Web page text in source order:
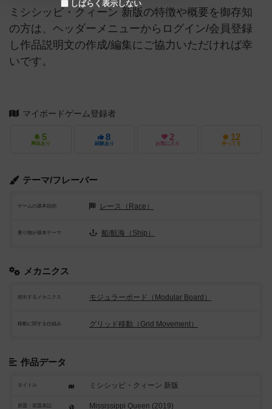
ミシシッピ・クィーン 新版の特徴や概要を御存知
の方は、ヘッダーメニューからログイン/会員登録
し作品説明文の作成/編集にご協力いただければ幸
いです。
マイボードゲーム登録者
5
興味あり
8
経験あり
2
お気に入り
12
持ってる
テーマ/フレーバー
ゲームの基本目的 レース（Race）
乗り物が基本テーマ 船/航海（Ship）
メカニクス
頻出するメカニクス モジュラーボード（Modular Board）
移動に関する仕組み グリッド移動（Grid Movement）
作品データ
タイトル ミシシッピ・クィーン 新版
原題・英題表記 Mississippi Queen (2019)
しばらく表示しない